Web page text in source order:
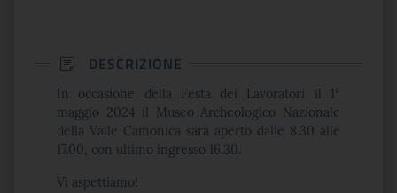
DESCRIZIONE
In occasione della Festa dei Lavoratori il 1°
maggio 2024 il Museo Archeologico Nazionale
della Valle Camonica sarà aperto dalle 8.30 alle
17.00, con ultimo ingresso 16.30.
Vi aspettiamo!